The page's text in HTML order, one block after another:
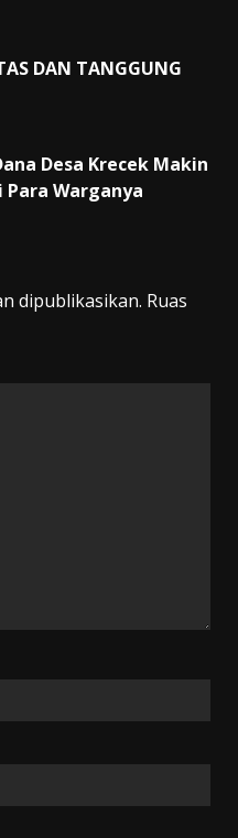
DAN TANGGUNG
Desa Krecek Makin
Para Warganya
dipublikasikan. Ruas